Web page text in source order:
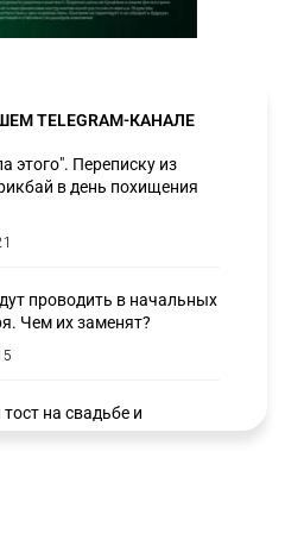
TELEGRAM-КАНАЛЕ
этого". Переписку из
в день похищения
проводить в начальных
Чем их заменят?
на свадьбе и
дело
Предлагаем обзор